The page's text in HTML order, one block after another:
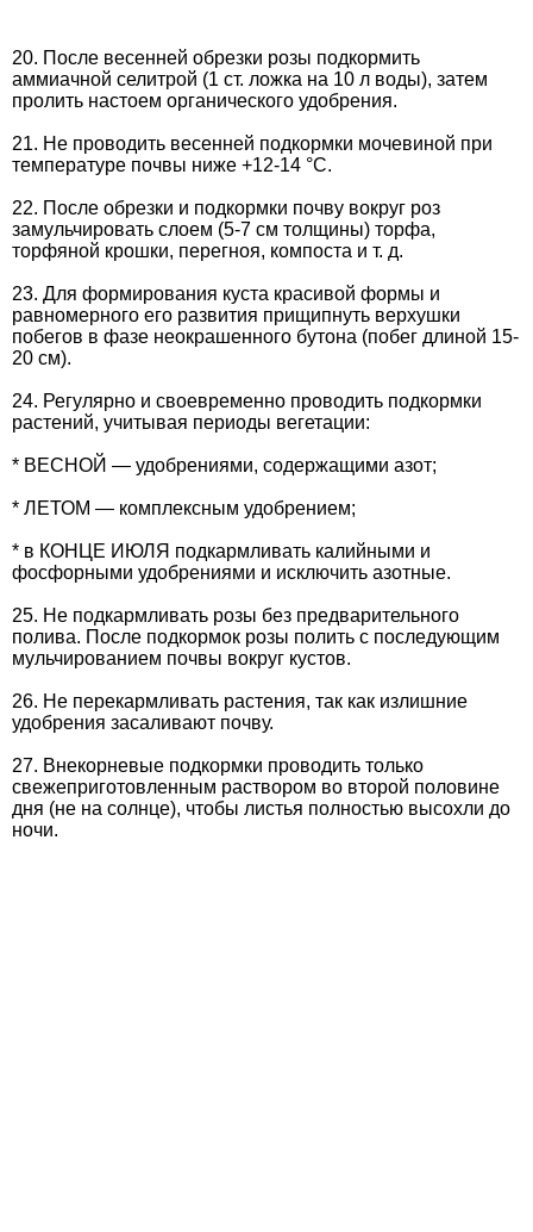
20. После весенней обрезки розы подкормить
аммиачной селитрой (1 ст. ложка на 10 л воды), затем
пролить настоем органического удобрения.
21. Не проводить весенней подкормки мочевиной при
температуре почвы ниже +12-14 °С.
22. После обрезки и подкормки почву вокруг роз
замульчировать слоем (5-7 см толщины) торфа,
торфяной крошки, перегноя, компоста и т. д.
23. Для формирования куста красивой формы и
равномерного его развития прищипнуть верхушки
побегов в фазе неокрашенного бутона (побег длиной 15-
20 см).
24. Регулярно и своевременно проводить подкормки
растений, учитывая периоды вегетации:
* ВЕСНОЙ — удобрениями, содержащими азот;
* ЛЕТОМ — комплексным удобрением;
* в КОНЦЕ ИЮЛЯ подкармливать калийными и
фосфорными удобрениями и исключить азотные.
25. Не подкармливать розы без предварительного
полива. После подкормок розы полить с последующим
мульчированием почвы вокруг кустов.
26. Не перекармливать растения, так как излишние
удобрения засаливают почву.
27. Внекорневые подкормки проводить только
свежеприготовленным раствором во второй половине
дня (не на солнце), чтобы листья полностью высохли до
ночи.